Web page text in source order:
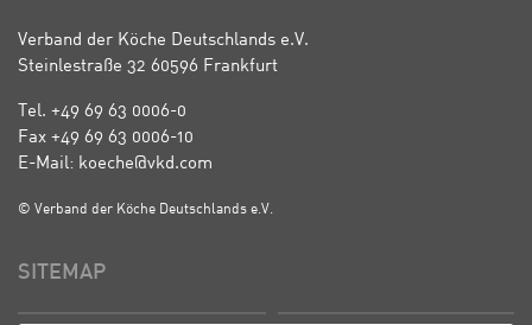
Verband der Köche Deutschlands e.V.
Steinlestraße 32 60596 Frankfurt
Tel. +49 69 63 0006-0
Fax +49 69 63 0006-10
E-Mail: koeche@vkd.com
© Verband der Köche Deutschlands e.V.
SITEMAP